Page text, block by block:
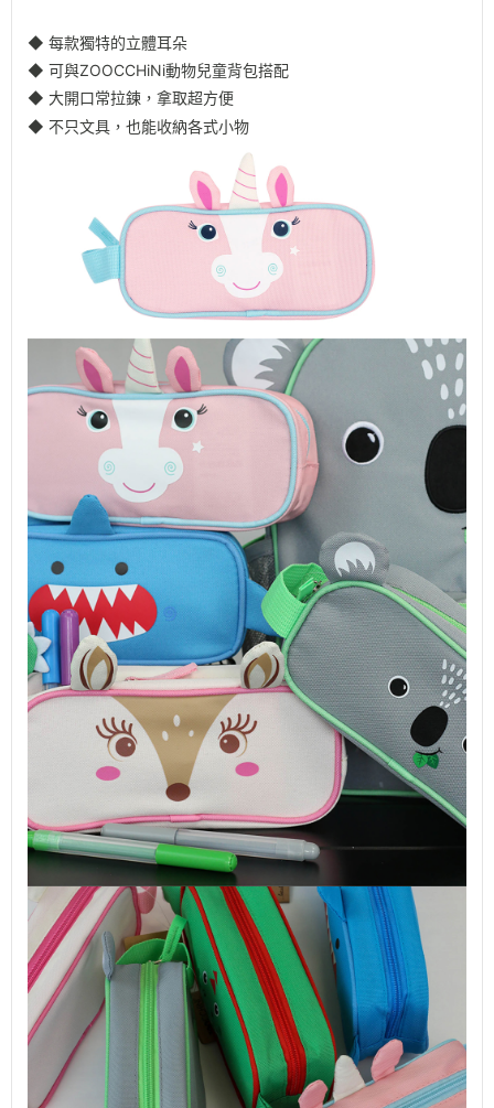
◆ 每款獨特的立體耳朵
◆ 可與ZOOCCHiNi動物兒童背包搭配
◆ 大開口常拉鍊，拿取超方便
◆ 不只文具，也能收納各式小物